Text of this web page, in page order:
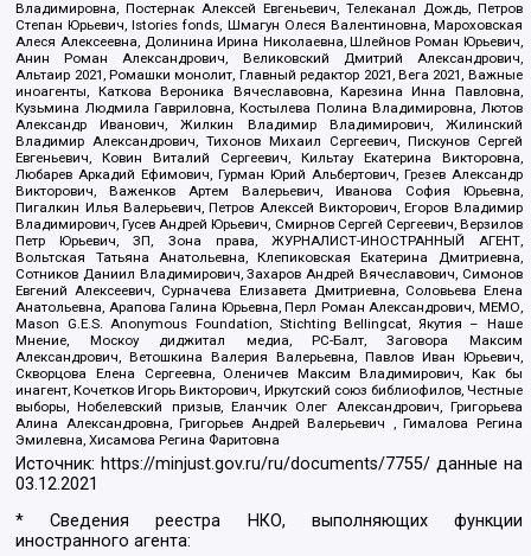
Владимировна, Постернак Алексей Евгеньевич, Телеканал Дождь, Петров
Степан Юрьевич, Istories fonds, Шмагун Олеся Валентиновна, Мароховская
Алеся Алексеевна, Долинина Ирина Николаевна, Шлейнов Роман Юрьевич,
Анин Роман Александрович, Великовский Дмитрий Александрович,
Альтаир 2021, Ромашки монолит, Главный редактор 2021, Вега 2021, Важные
иноагенты, Каткова Вероника Вячеславовна, Карезина Инна Павловна,
Кузьмина Людмила Гавриловна, Костылева Полина Владимировна, Лютов
Александр Иванович, Жилкин Владимир Владимирович, Жилинский
Владимир Александрович, Тихонов Михаил Сергеевич, Пискунов Сергей
Евгеньевич, Ковин Виталий Сергеевич, Кильтау Екатерина Викторовна,
Любарев Аркадий Ефимович, Гурман Юрий Альбертович, Грезев Александр
Викторович, Важенков Артем Валерьевич, Иванова София Юрьевна,
Пигалкин Илья Валерьевич, Петров Алексей Викторович, Егоров Владимир
Владимирович, Гусев Андрей Юрьевич, Смирнов Сергей Сергеевич, Верзилов
Петр Юрьевич, ЗП, Зона права, ЖУРНАЛИСТ-ИНОСТРАННЫЙ АГЕНТ,
Вольтская Татьяна Анатольевна, Клепиковская Екатерина Дмитриевна,
Сотников Даниил Владимирович, Захаров Андрей Вячеславович, Симонов
Евгений Алексеевич, Сурначева Елизавета Дмитриевна, Соловьева Елена
Анатольевна, Арапова Галина Юрьевна, Перл Роман Александрович, МЕМО,
Mason G.E.S. Anonymous Foundation, Stichting Bellingcat, Якутия – Наше
Мнение, Москоу диджитал медиа, РС-Балт, Заговора Максим
Александрович, Ветошкина Валерия Валерьевна, Павлов Иван Юрьевич,
Скворцова Елена Сергеевна, Оленичев Максим Владимирович, Как бы
инагент, Кочетков Игорь Викторович, Иркутский союз библиофилов, Честные
выборы, Нобелевский призыв, Еланчик Олег Александрович, Григорьева
Алина Александровна, Григорьев Андрей Валерьевич , Гималова Регина
Эмилевна, Хисамова Регина Фаритовна
Источник: https://minjust.gov.ru/ru/documents/7755/ данные на
03.12.2021
* Сведения реестра НКО, выполняющих функции
иностранного агента: